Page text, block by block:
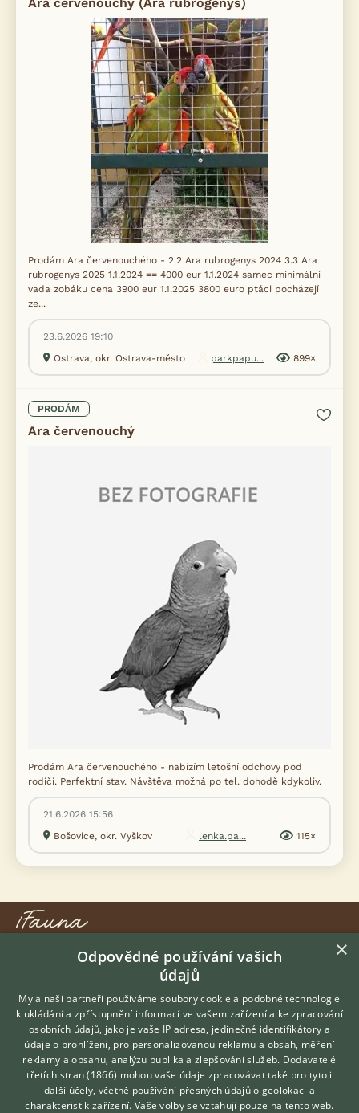
Prodám Ara červenouchého - 2.2 Ara rubrogenys 2024 3.3 Ara
rubrogenys 2025 1.1.2024 == 4000 eur 1.1.2024 samec minimální
vada zobáku cena 3900 eur 1.1.2025 3800 euro ptáci pocházejí
ze...
23.6.2026 19:10
Ostrava, okr. Ostrava-město
parkpapu... 899×
PRODÁM
Ara červenouchý
Prodám Ara červenouchého - nabízím letošní odchovy pod
rodiči. Perfektní stav. Návštěva možná po tel. dohodě kdykoliv.
21.6.2026 15:56
Bošovice, okr. Vyškov
lenka.pa... 115×
KONTAKT DO REDAKCE WEBU
nonstop
DOMOVSKÁ STRÁNKA
INZERCE
Hledáte zvířecího kamaráda?
Zdarma vám poradí
VETERINÁŘ ONLINE
×
Odpovědné používání vašich
údajů
My a naši partneři používáme soubory cookie a podobné technologie
k ukládání a zpřístupnění informací ve vašem zařízení a ke zpracování
osobních údajů, jako je vaše IP adresa, jedinečné identifikátory a
údaje o prohlížení, pro personalizovanou reklamu a obsah, měření
reklamy a obsahu, analýzu publika a zlepšování služeb. Dodavatelé
třetích stran (1866) mohou vaše údaje zpracovávat také pro tyto i
další účely, včetně používání přesných údajů o geolokaci a
charakteristik zařízení. Vaše volby se vztahují pouze na tento web.